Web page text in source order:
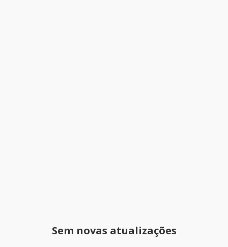
Sem novas atualizações